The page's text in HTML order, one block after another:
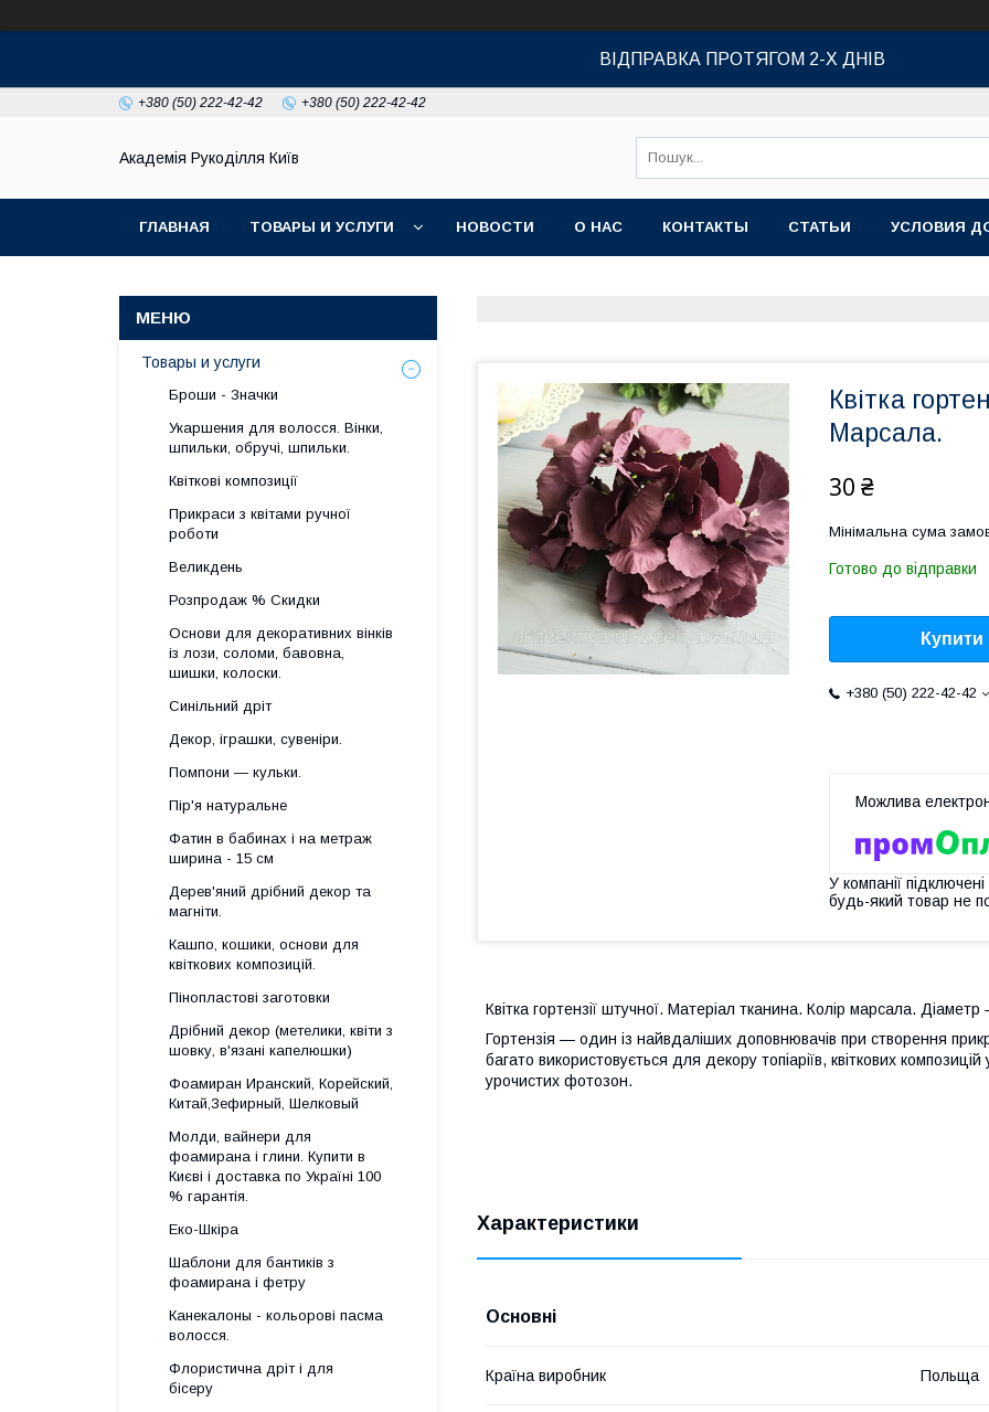
ВІДПРАВКА ПРОТЯГОМ 2-Х ДНІВ
+380 (50) 222-42-42 +380 (50) 222-42-42
Академія Рукоділля Київ
ГЛАВНАЯ ТОВАРЫ И УСЛУГИ НОВОСТИ О НАС КОНТАКТЫ СТАТЬИ УСЛОВИЯ
Квітка
Марсала.
30 ₴
Мінімальна сума
Готово до відправки
Купити
+380 (50) 222-42-42
У компанії
будь-який товар не
Квітка гортензії штучної. Матеріал тканина. Колір марсала.
Гортензія — один із найвдаліших доповнювачів при створення
багато використовується для декору топіаріїв, квіткових
урочистих фотозон.
Характеристики
Основні
Країна виробник Польща
Товары и услуги
Броши - Значки
Укаршения для волосся. Вінки,
шпильки, обручі, шпильки.
Квіткові композиції
Прикраси з квітами ручної
роботи
Великдень
Розпродаж % Скидки
Основи для декоративних вінків
із лози, соломи, бавовна,
шишки, колоски.
Синільний дріт
Декор, іграшки, сувеніри.
Помпони — кульки.
Пір'я натуральне
Фатин в бабинах і на метраж
ширина - 15 см
Дерев'яний дрібний декор та
магніти.
Кашпо, кошики, основи для
квіткових композицій.
Пінопластові заготовки
Дрібний декор (метелики, квіти з
шовку, в'язані капелюшки)
Фоамиран Иранский, Корейский,
Китай,Зефирный, Шелковый
Молди, вайнери для
фоамирана і глини. Купити в
Києві і доставка по Україні 100
% гарантія.
Еко-Шкіра
Шаблони для бантиків з
фоамирана і фетру
Канекалоны - кольорові пасма
волосся.
Флористична дріт і для
бісеру